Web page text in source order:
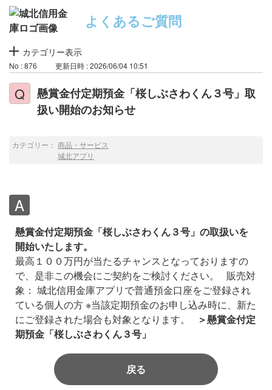
よくあるご質問
カテゴリー表示
No : 876 更新日時 : 2026/06/04 10:51
懸賞金付定期預金「桜しぶさわくん３号」取
扱い開始のお知らせ
カテゴリー： 商品・サービス
城北アプリ
懸賞金付定期預金「桜しぶさわくん３号」の取扱いを
開始いたします。
最高１００万円が当たるチャンスとなっておりますの
で、是非この機会にご契約をご検討ください。
販売対
象： 城北信用金庫アプリで普通預金口座をご登録され
ている個人の方※当該定期預金のお申し込み時に、新た
にご登録された場合も対象となります。
＞懸賞金付定
期預金「桜しぶさわくん３号」
戻る